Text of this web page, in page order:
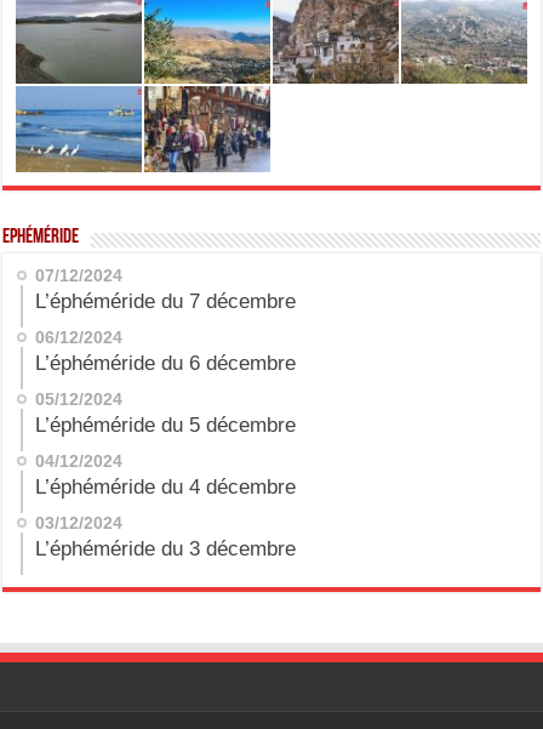
Ephéméride
07/12/2024
L’éphéméride du 7 décembre
06/12/2024
L’éphéméride du 6 décembre
05/12/2024
L’éphéméride du 5 décembre
04/12/2024
L’éphéméride du 4 décembre
03/12/2024
L’éphéméride du 3 décembre